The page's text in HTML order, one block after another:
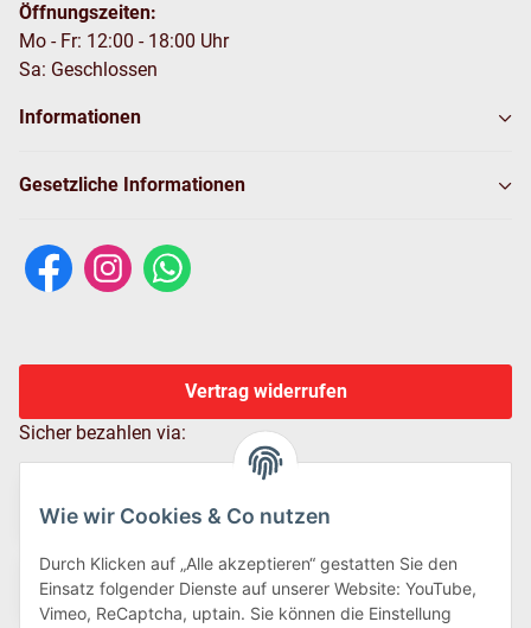
Wie wir Cookies & Co nutzen
Durch Klicken auf „Alle akzeptieren“ gestatten Sie den
Einsatz folgender Dienste auf unserer Website: YouTube,
Vimeo, ReCaptcha, uptain. Sie können die Einstellung
Öffnungszeiten:
Mo - Fr: 12:00 - 18:00 Uhr
Sa: Geschlossen
Informationen
Gesetzliche Informationen
Vertrag widerrufen
Sicher bezahlen via: